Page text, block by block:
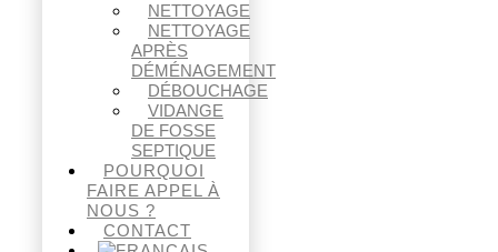
NETTOYAGE
NETTOYAGE
APRÈS
DÉMÉNAGEMENT
DÉBOUCHAGE
VIDANGE
DE FOSSE
SEPTIQUE
POURQUOI
FAIRE APPEL À
NOUS ?
CONTACT